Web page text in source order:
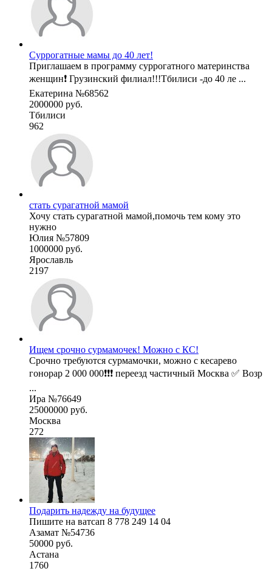
Суррогатные мамы до 40 лет!
Приглашаем в программу суррогатного материнства
женщин❗️ Грузинский филиал!!!Тбилиси -до 40 ле ...
Екатерина №68562
2000000 руб.
Тбилиси
962
стать сурагатной мамой
Хочу стать сурагатной мамой,помочь тем кому это
нужно
Юлия №57809
1000000 руб.
Ярославль
2197
Ищем срочно сурмамочек! Можно с КС!
Срочно требуются сурмамочки, можно с кесарево
гонорар 2 000 000❗❗❗ переезд частичный Москва ✅ Возр
...
Ира №76649
25000000 руб.
Москва
272
Подарить надежду на будущее
Пишите на ватсап 8 778 249 14 04
Азамат №54736
50000 руб.
Астана
1760